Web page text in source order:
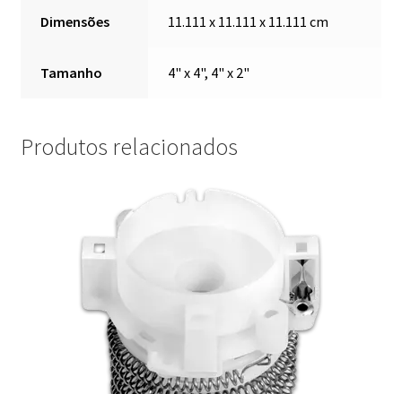
Dimensões 11.111 x 11.111 x 11.111 cm
Tamanho 4" x 4", 4" x 2"
Produtos relacionados